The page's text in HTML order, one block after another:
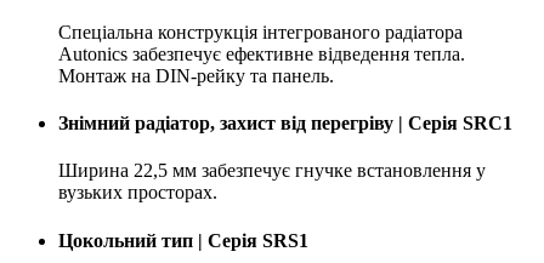
Спеціальна конструкція інтегрованого радіатора
Autonics забезпечує ефективне відведення тепла.
Монтаж на DIN-рейку та панель.
Знімний радіатор, захист від перегріву | Серія SRC1
Ширина 22,5 мм забезпечує гнучке встановлення у
вузьких просторах.
Цокольний тип | Серія SRS1